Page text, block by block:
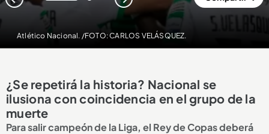
Atlético Nacional. /FOTO: CARLOS VELÁSQUEZ.
¿Se repetirá la historia? Nacional se
ilusiona con coincidencia en el grupo de la
muerte
Para salir campeón de la Liga, el Rey de Copas deberá